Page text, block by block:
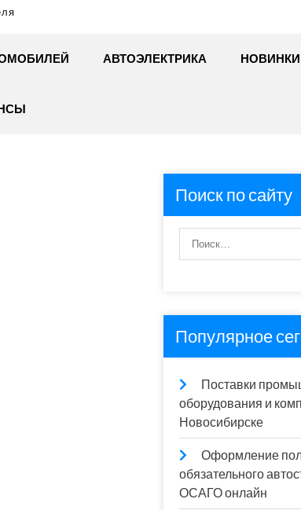
АВТОЭЛЕКТРИКА
Поиск по сайту
Популярное
Поставки
оборудования и
Новосибирске
Оформление
обязательного
ОСАГО онлайн